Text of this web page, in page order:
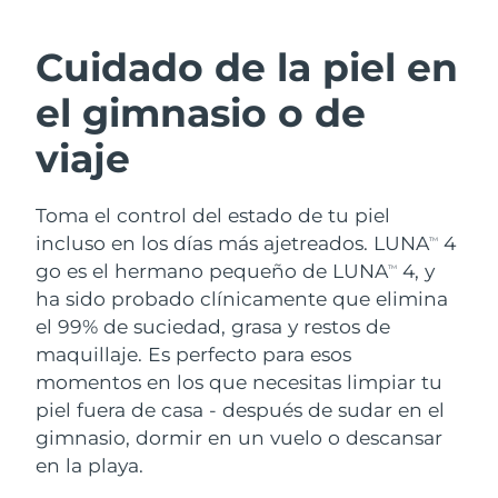
Cuidado de la piel en
el gimnasio o de
viaje
Toma el control del estado de tu piel
incluso en los días más ajetreados. LUNATM
4
go es el hermano pequeño de LUNATM
4, y
ha sido probado clínicamente que elimina
el 99% de suciedad, grasa y restos de
maquillaje. Es perfecto para esos
momentos en los que necesitas limpiar tu
piel fuera de casa - después de sudar en el
gimnasio, dormir en un vuelo o descansar
en la playa.
Limpieza facial
LUNA™ 4 Plus
LUNA™ 4 Men
For men, anti-aging massage
Lifting facial
BEAR™ 2 go
Microcurrent toning on-the-go
BEAR™ 2 eyes & lips
Microcurrent line smoothing device
Hidratación
UFO™ 3 pack
Deep facial hydration
UFO™ 3 LED
Near-infrared and red light therapy
device
Cuidado bucal
issa™ 4
Hybrid silicone sonic toothbrush
issa™ 4 plus
Smart hybrid silicone sonic toothbrush
TRATAMIENTO ANTIEDAD FAQ™
Antiedad
NEW
Baréin Entrega prevista 8/11/26
Bélgica
Bosnia y Herzegovina Entrega prevista8/13/26
Brunéi Entrega prevista8/15/26
Bulgaria Entrega prevista
Canadá Entrega prevista 8/14/26
Chile